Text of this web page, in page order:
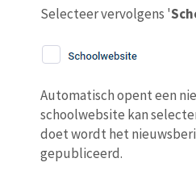
Selecteer vervolgens '
Automatisch opent een
schoolwebsite kan
doet wordt het
gepubliceerd.